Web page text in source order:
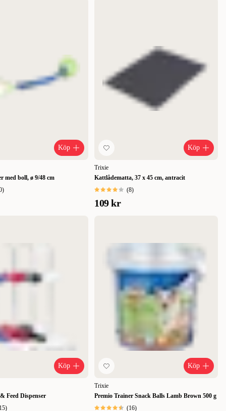
Köp
med boll, ø 9/48 cm
)
Köp
Trixie
Kattlådematta, 37 x 45 cm, antracit
(8)
109 kr
Köp
Feed Dispenser
)
Köp
Trixie
Premio Trainer Snack Balls Lamb Brown 500 g
(16)